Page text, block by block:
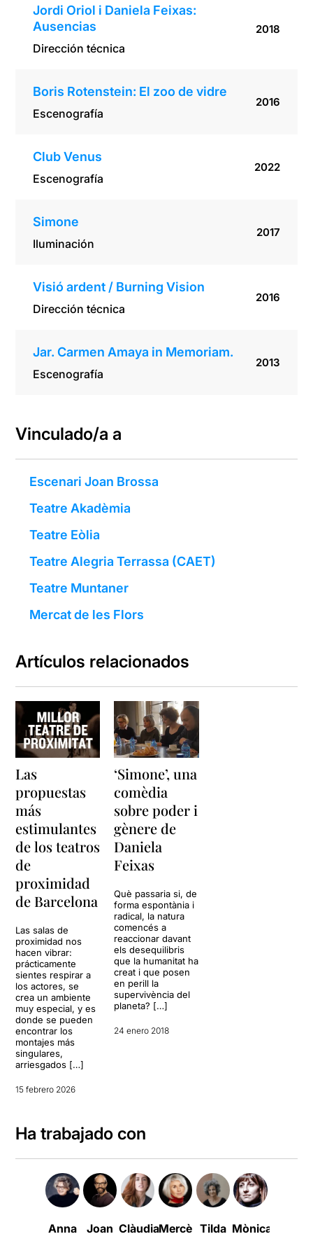
Jordi Oriol i Daniela Feixas:
Ausencias
Dirección técnica
2018
Boris Rotenstein: El zoo de vidre
Escenografía
2016
Club Venus
Escenografía
2022
Simone
Iluminación
2017
Visió ardent / Burning Vision
Dirección técnica
2016
Jar. Carmen Amaya in Memoriam.
Escenografía
2013
Vinculado/a a
Escenari Joan Brossa
Teatre Akadèmia
Teatre Eòlia
Teatre Alegria Terrassa (CAET)
Teatre Muntaner
Mercat de les Flors
Artículos relacionados
Las
propuestas
más
estimulantes
de los teatros
de
proximidad
de Barcelona
Las salas de
proximidad nos
hacen vibrar:
prácticamente
sientes respirar a
los actores, se
crea un ambiente
muy especial, y es
donde se pueden
encontrar los
montajes más
singulares,
arriesgados […]
15 febrero 2026
‘Simone’, una
comèdia
sobre poder i
gènere de
Daniela
Feixas
Què passaria si, de
forma espontània i
radical, la natura
comencés a
reaccionar davant
els desequilibris
que la humanitat ha
creat i que posen
en perill la
supervivència del
planeta? […]
24 enero 2018
Ha trabajado con
Anna Joan ClàudiaMercè Tilda Mònica